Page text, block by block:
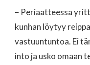
– Periaatteessa
kunhan löytyy
vastuuntuntoa. Ei
into ja usko omaan